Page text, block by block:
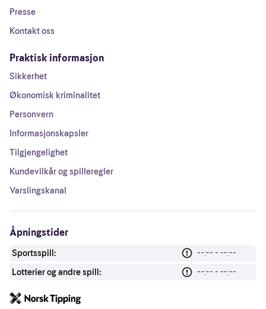
Presse
Kontakt oss
Praktisk informasjon
Sikkerhet
Økonomisk kriminalitet
Personvern
Informasjonskapsler
Tilgjengelighet
Kundevilkår og spilleregler
Varslingskanal
Åpningstider
Sportsspill:
--:-- - --:--
Lotterier og andre spill:
--:-- - --:--